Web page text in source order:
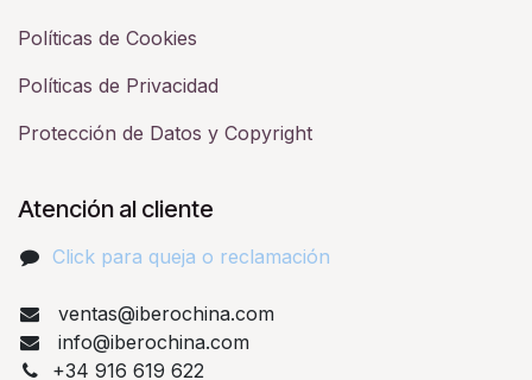
Políticas de Cookies
Políticas de Privacidad
Protección de Datos y Copyright
Atención al cliente
Click para queja o reclamación​
ventas@iberochina.com
info@iberochina.com
+34 916 619 622